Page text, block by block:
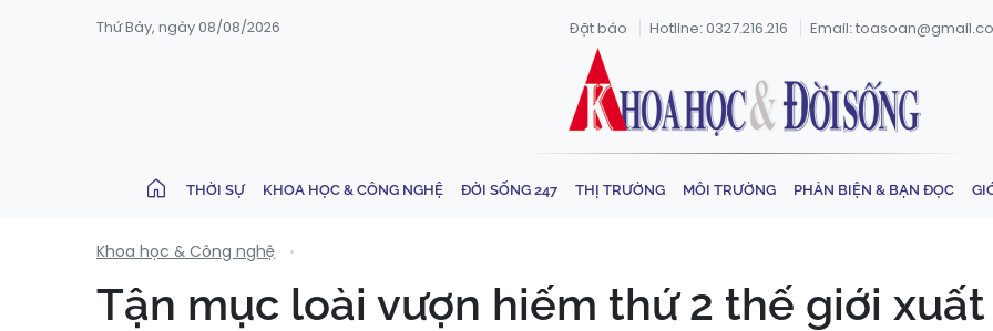
Thứ Bảy, ngày 08/08/2026 Đặt báo Hotline: 0327.216.216 Email:
THỜI SỰ KHOA HỌC & CÔNG NGHỆ ĐỜI SỐNG 247 THỊ TRƯỜNG MÔI TRƯỜNG PHẢN BIỆN & BẠN ĐỌC
Khoa học & Công nghệ
Tận mục loài vượn hiếm thứ 2 thế giới